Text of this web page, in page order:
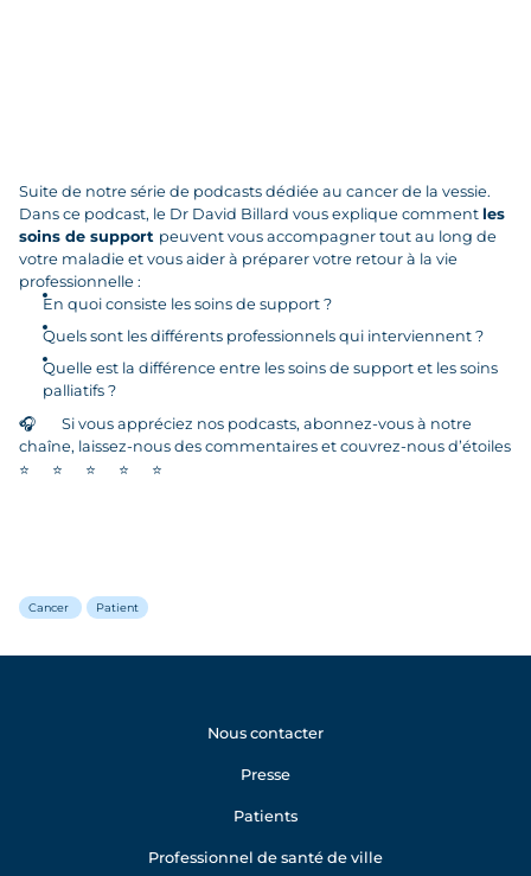
Suite de notre série de podcasts dédiée au cancer de la vessie.
Dans ce podcast, le Dr David Billard vous explique comment les
soins de support peuvent vous accompagner tout au long de
votre maladie et vous aider à préparer votre retour à la vie
professionnelle :
En quoi consiste les soins de support ?
Quels sont les différents professionnels qui interviennent ?
Quelle est la différence entre les soins de support et les soins
palliatifs ?
🎧
Si vous appréciez nos podcasts, abonnez-vous à notre
chaîne, laissez-nous des commentaires et couvrez-nous d’étoiles
⭐
⭐ ⭐ ⭐ ⭐
Cancer Patient
Nous contacter
Presse
Patients
Professionnel de santé de ville